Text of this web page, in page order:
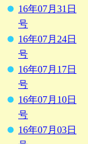
16年07月31日
号
16年07月24日
号
16年07月17日
号
16年07月10日
号
16年07月03日